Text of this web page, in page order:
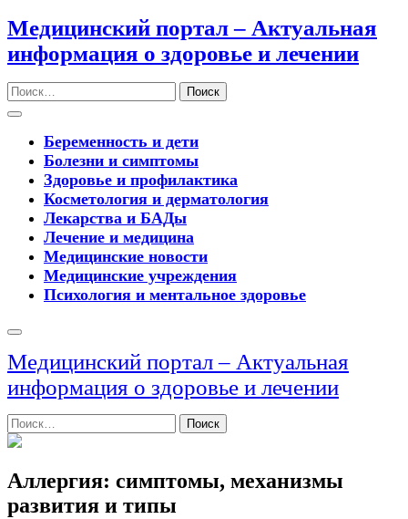
Перейти
к
содержимому
Медицинский портал – Актуальная
информация о здоровье и лечении
Поиск
Кнопка
ОткрытьБеременность и дети
Болезни и симптомы
Здоровье и профилактика
Косметология и дерматология
Лекарства и БАДы
Лечение и медицина
Медицинские новости
Медицинские учреждения
Психология и ментальное здоровье
Кнопка
Медицинский портал – Актуальная
информация о здоровье и лечении
Поиск
Аллергия: симптомы, механизмы
развития и типы